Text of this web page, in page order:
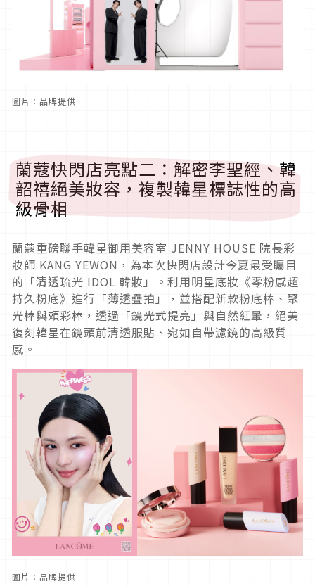
圖片：品牌提供
蘭蔻快閃店亮點二：解密李聖經、韓
韶禧絕美妝容，複製韓星標誌性的高
級骨相
蘭蔻重磅聯手韓星御用美容室 JENNY HOUSE 院長彩
妝師 KANG YEWON，為本次快閃店設計今夏最受矚目
的「清透琉光 IDOL 韓妝」。利用明星底妝《零粉感超
持久粉底》進行「薄透疊拍」，並搭配新款粉底棒、聚
光棒與頰彩棒，透過「鏡光式提亮」與自然紅暈，絕美
復刻韓星在鏡頭前清透服貼、宛如自帶濾鏡的高級質
感。
圖片：品牌提供